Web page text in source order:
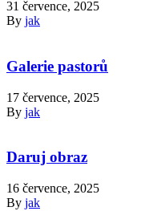
31 července, 2025
By jak
Galerie pastorů
17 července, 2025
By jak
Daruj obraz
16 července, 2025
By jak